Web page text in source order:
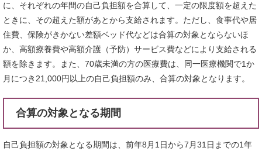
に、それぞれの年間の自己負担額を合算して、一定の限度額を超えた
ときに、その超えた額があとから支給されます。ただし、食事代や居
住費、保険がきかない差額ベッド代などは合算の対象とならないほ
か、高額療養費や高額介護（予防）サービス費などにより支給される
額を除きます。また、70歳未満の方の医療費は、同一医療機関で1か
月につき21,000円以上の自己負担額のみ、合算の対象となります。
合算の対象となる期間
自己負担額の対象となる期間は、前年8月1日から7月31日までの1年